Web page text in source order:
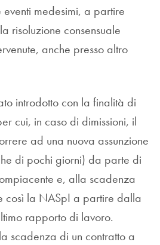
medesimi, a partire
risoluzione consensuale
anche presso altro
introdotto con la finalità di
cui, in caso di dimissioni, il
ad una nuova assunzione
di pochi giorni) da parte di
e, alla scadenza
così la NASpI a partire dalla
rapporto di lavoro.
scadenza di un contratto a